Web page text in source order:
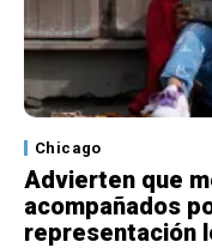
Chicago
Advierten que
acompañados
representación